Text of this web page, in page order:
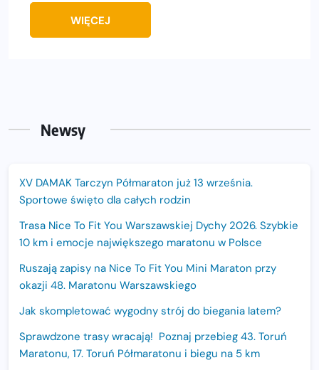
WIĘCEJ
Newsy
XV DAMAK Tarczyn Półmaraton już 13 września.
Sportowe święto dla całych rodzin
Trasa Nice To Fit You Warszawskiej Dychy 2026. Szybkie
10 km i emocje największego maratonu w Polsce
Ruszają zapisy na Nice To Fit You Mini Maraton przy
okazji 48. Maratonu Warszawskiego
Jak skompletować wygodny strój do biegania latem?
Sprawdzone trasy wracają! Poznaj przebieg 43. Toruń
Maratonu, 17. Toruń Półmaratonu i biegu na 5 km